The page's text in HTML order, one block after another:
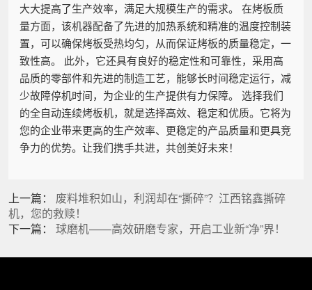
大大提高了生产效率，满足大规模生产的需求。 在烤板质
量方面，该机器配备了先进的加热系统和精准的温度控制装
置，可以确保烤板受热均匀，从而保证烤板的质量稳定，一
致性高。 此外，它还具有良好的稳定性和可靠性，采用高
品质的零部件和先进的制造工艺，能够长时间稳定运行，减
少故障停机时间，为企业的生产提供有力保障。 选择我们
的全自动连续烤板机，就是选择高效、稳定和优质。它将为
您的企业带来更高的生产效率、更稳定的产品质量和更具竞
争力的优势。让我们携手共进，共创美好未来！
上一篇： 废料堆积如山，利润却在“撕碎”？江西铭鑫撕碎
机，您的救赎！
下一篇： 球磨机——高效研磨专家，开启工业新“净”界！